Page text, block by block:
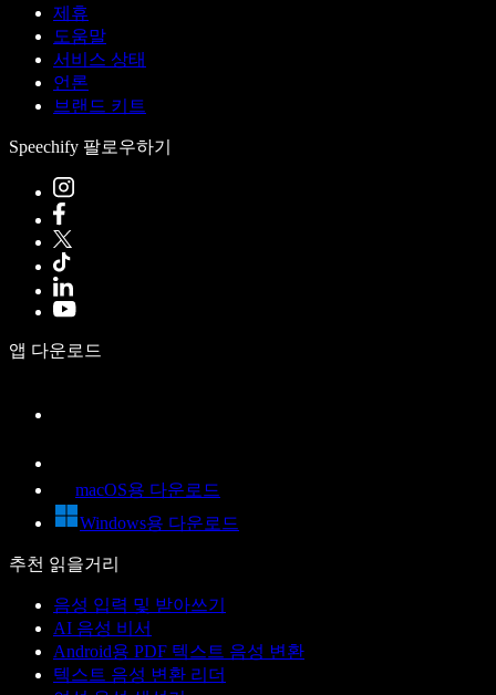
제휴
도움말
서비스 상태
언론
브랜드 키트
Speechify 팔로우하기
앱 다운로드
macOS용 다운로드
Windows용 다운로드
추천 읽을거리
음성 입력 및 받아쓰기
AI 음성 비서
Android용 PDF 텍스트 음성 변환
텍스트 음성 변환 리더